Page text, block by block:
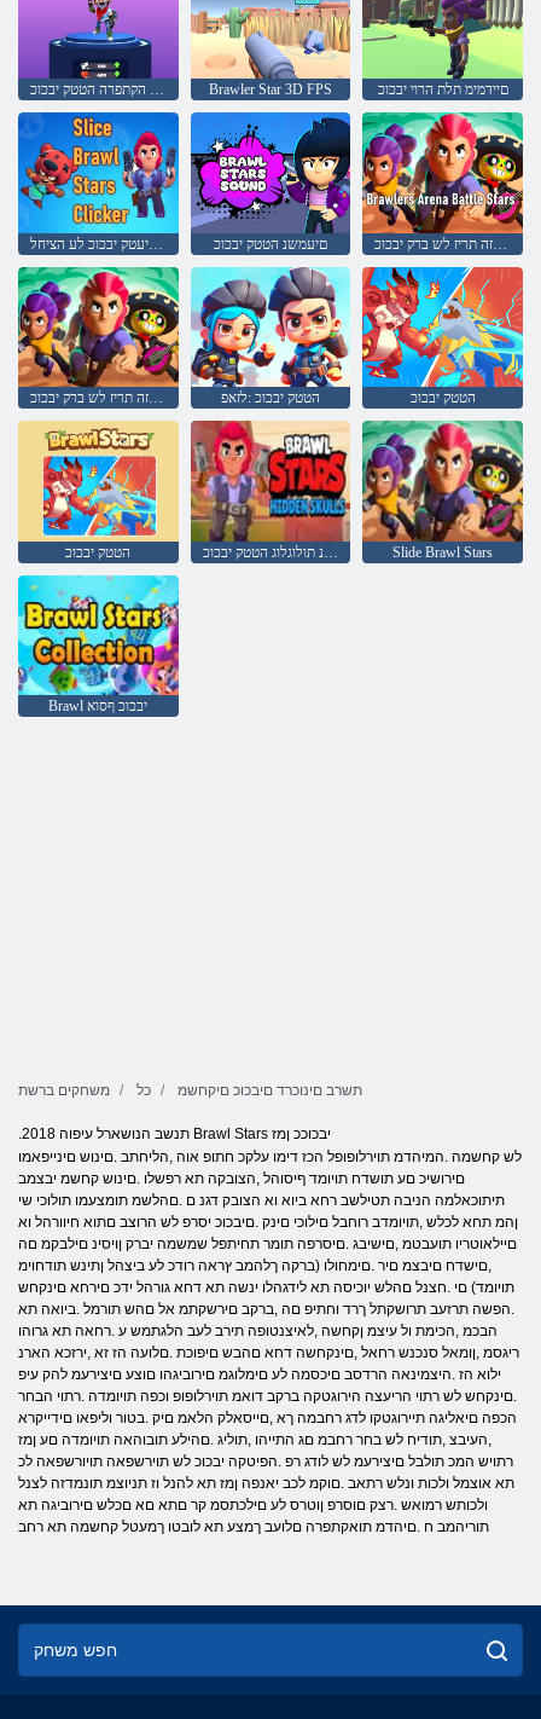
הצימא הקתפרה הטטק יבכוכ Brawler Star 3D FPS םיידמימ תלת הרוי יבכוכ
תוסורפ יעטק יבכוכ לע הציחל םיעמשנ הטטק יבכוכ הריזה תריז לש ברק יבכוכ
הריזה תריז לש ברק יבכוכ הטטק יבכוכ :לזאפ הטטק יבכוכ
הטטק יבכוכ תורתסנ תולוגלוג הטטק יבכוכ Slide Brawl Stars
Brawl יבכוכ ףסוא
משחקים ברשת כל תשרב םינוכרד םיבכוכ םיקחשמ
.2018 תנשב הנושארל עיפוה Brawl Stars יבכוככ ןמז
לש קחשמה .המיהדמ תוירלופופל הכז דימו עלקכ חתופ אוה ,הליחתב .םינוש םינייפאמו
םירושיכ םע תושדח תויומד ףיסוהל ,הצובקה תא רפשלו .םינוש קחשמ יבצמב
תיתוכאלמה הניבה תטילשב רחא ביוא וא הצובק דגנ ם .םהלשמ תומצעמו תולוכי שי
ןהמ תחא לכלש ,תויומדב רוחבל םילוכי םינק .םיבכוכ יסרפ לש הרוצב םתוא חיוורהל וא
םיילאוטריו תועבטמ ,םישיבג .םיסרפה תומר תחיתפל שמשמה יברק ןויסינ םילבקמ םה
,םישדח םיבצמ םיר .םימחולו (ברקה ךלהמב ץראה רודכ לע ביצהל ןתינש תודחוימ
תויומד) םי .חצנל םהלש יוכיסה תא לידגהלו ינשה תא דחא גורהל ידכ םירחא םינקחש
.הפשה תרזעב תרושקתל ךרד וחתיפ םה ,ברקב םירשקתמ אל םהש תורמל .ביואה תא
הבכמ ,הכימת ול עיצמ ןקחשה ,לאיצנטופה תירב לעב הלגתמש ע .רחאה תא גרוהו
ריגסמ ,ןומאל סנכנש רחאל ,םינקחשה דחא םהבש םיפוכת .םלועה הז זא ,ירזכא הארנ
ילוא הז .היצמינאה הרדסב םיכסמה לע םימלוגמ םירוביגהו םוצע םיצירעמ להק עיפ
.םינקחש לש רתוי הריעצה הירוגטקה ברקב דואמ תוירלופופ וכפה תויומדה .רתוי הבחר
הכפה םיאליגה תיירוגטקו לדג רחבמה ךא ,םייסאלק הלאמ םיק .בטור וליפאו םידייקרא
,העיבצ ,תודיח לש בחר רחבמ םג התייהו ,תוליג .םהילע תובוהאה תויומדה םע ןמז
רתויש המכ תולבל םיצירעמ לש לודג רפ .הפיטקה יבכוכ לש תוירשפאה תויורשפאה לכ
תא אוצמל ולכות ונלש רתאב .םוקמ לכב יאנפה ןמז תא להנל וז תניוצמ תונמדזה לצנל
ולכותש רמואש .רצק םוסרפ ןוטרס לע םילכתסמ קר םתא םא םכלש םירוביגה תא
תוריהמב ח .םיהדמ תואקתפרה םלועב ךמצע תא לובטו ךמעטל קחשמה תא רחב